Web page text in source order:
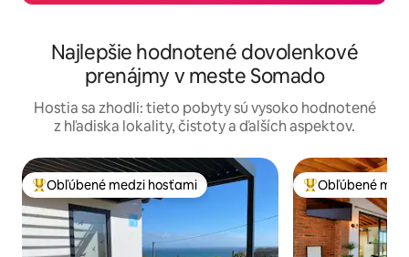
Najlepšie hodnotené dovolenkové
prenájmy v meste Somado
Hostia sa zhodli: tieto pobyty sú vysoko hodnotené
z hľadiska lokality, čistoty a ďalších aspektov.
Najobľúbenejšie medzi hosťami
Obľúbené medzi hosťami Najobľúbenejšie
Obľúbené